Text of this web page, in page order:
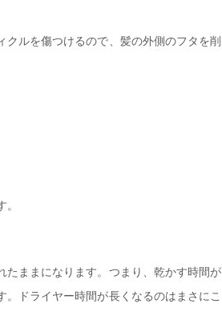
ルを傷つけるので、髪の外側のフタを削
たままになります。つまり、乾かす時間が
ドライヤー時間が長くなるのはまさにこ